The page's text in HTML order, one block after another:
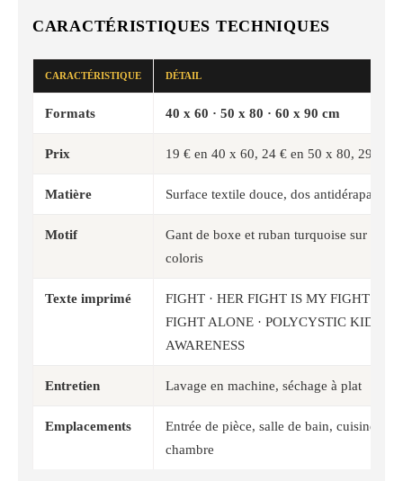
CARACTÉRISTIQUES TECHNIQUES
CARACTÉRISTIQUE DÉTAIL
Formats 40 x 60 · 50 x 80 · 60 x 90 cm
Prix 19 € en 40 x 60, 24 € en 50 x 80, 29 €
Matière Surface textile douce, dos antidérapant à
Motif
Gant de boxe et ruban turquoise sur fond
coloris
Texte imprimé
FIGHT · HER FIGHT IS MY FIGHT ·
FIGHT ALONE · POLYCYSTIC
AWARENESS
Entretien Lavage en machine, séchage à plat
Emplacements
Entrée de pièce, salle de bain, cuisine,
chambre